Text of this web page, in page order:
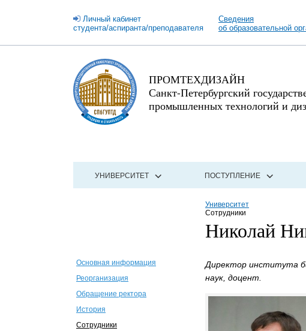
Личный кабинет
студента/аспиранта/преподавателя
Сведения
об образовательной
ПРОМТЕХДИЗАЙН
Санкт-Петербургский
промышленных технологий и
УНИВЕРСИТЕТ ПОСТУПЛЕНИЕ
Университет
Сотрудники
Николай
Основная информация
Реорганизация
Обращение ректора
История
Сотрудники
Директор института
наук, доцент.